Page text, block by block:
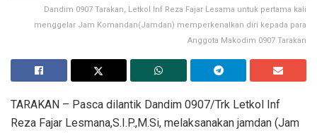
Dandim 0907 Tarakan, Letkol Inf Reza Fajar Lesama untuk pertama kali
menggelar Jam Komandan(Jamdan) memperkenalkan diri kepada para
Anggota Makodim 0907 Tarakan
TARAKAN – Pasca dilantik Dandim 0907/Trk Letkol Inf
Reza Fajar Lesmana,S.I.P.,M.Si, melaksanakan jamdan (Jam